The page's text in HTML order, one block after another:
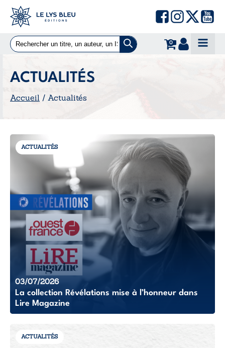
0
ACTUALITÉS
Accueil / Actualités
ACTUALITÉS
03/07/2026
La collection Révélations mise à l’honneur dans
Lire Magazine
ACTUALITÉS